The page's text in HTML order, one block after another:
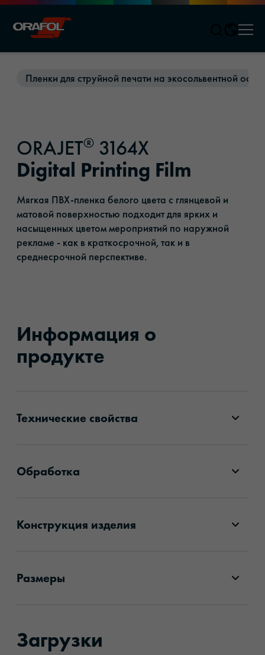
Пленки для струйной печати на экосольвентной
ORAJET® 3164X
Digital Printing Film
Мягкая ПВХ-пленка белого цвета с глянцевой и
матовой поверхностью подходит для ярких и
насыщенных цветом мероприятий по наружной
рекламе - как в краткосрочной, так и в
среднесрочной перспективе.
Информация о
продукте
Технические свойства
Обработка
Конструкция изделия
Размеры
Загрузки